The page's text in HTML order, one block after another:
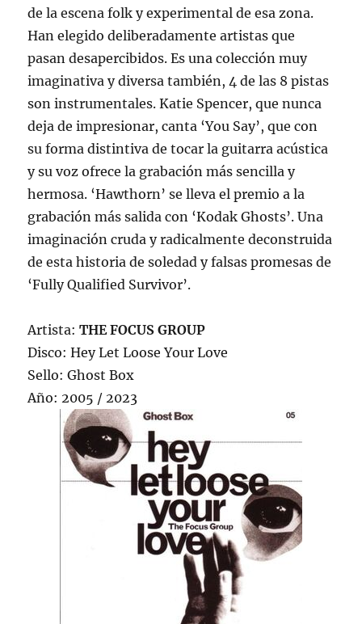
de la escena folk y experimental de esa zona.
Han elegido deliberadamente artistas que
pasan desapercibidos. Es una colección muy
imaginativa y diversa también, 4 de las 8 pistas
son instrumentales. Katie Spencer, que nunca
deja de impresionar, canta ‘You Say’, que con
su forma distintiva de tocar la guitarra acústica
y su voz ofrece la grabación más sencilla y
hermosa. ‘Hawthorn’ se lleva el premio a la
grabación más salida con ‘Kodak Ghosts’. Una
imaginación cruda y radicalmente deconstruida
de esta historia de soledad y falsas promesas de
‘Fully Qualified Survivor’.
Artista:THE FOCUS GROUP
Disco: Hey Let Loose Your Love
Sello: Ghost Box
Año: 2005 / 2023